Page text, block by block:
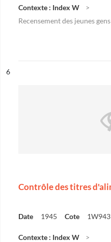
Contexte : Index W
Recensement des jeunes
n°
6
Contrôle des titres
Date 1945 Cote 1W943
Contexte : Index W